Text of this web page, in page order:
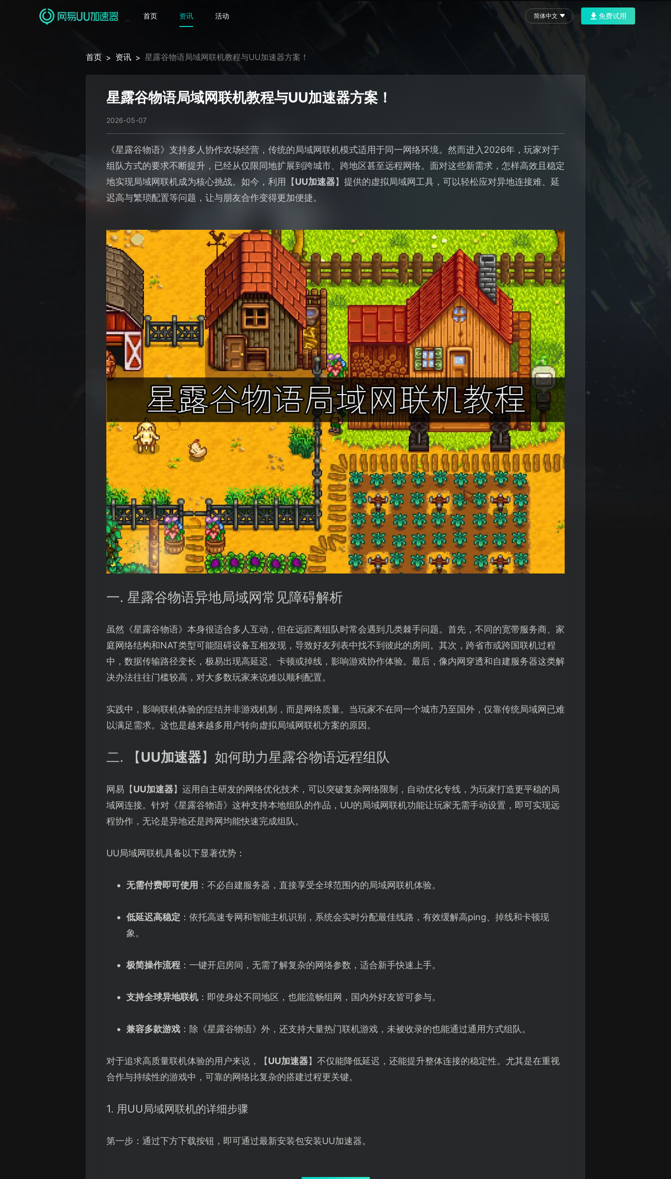
首页 资讯 活动 简体中文 免费试用
首页 > 资讯 > 星露谷物语局域网联机教程与UU加速器方案！
星露谷物语局域网联机教程与UU加速器方案！
2026-05-07
《星露谷物语》支持多人协作农场经营，传统的局域网联机模式适用于同一网络环境。然而进入2026年，玩家对于
组队方式的要求不断提升，已经从仅限同地扩展到跨城市、跨地区甚至远程网络。面对这些新需求，怎样高效且稳定
地实现局域网联机成为核心挑战。如今，利用【UU加速器】提供的虚拟局域网工具，可以轻松应对异地连接难、延
迟高与繁琐配置等问题，让与朋友合作变得更加便捷。
一. 星露谷物语异地局域网常见障碍解析
虽然《星露谷物语》本身很适合多人互动，但在远距离组队时常会遇到几类棘手问题。首先，不同的宽带服务商、家
庭网络结构和NAT类型可能阻碍设备互相发现，导致好友列表中找不到彼此的房间。其次，跨省市或跨国联机过程
中，数据传输路径变长，极易出现高延迟、卡顿或掉线，影响游戏协作体验。最后，像内网穿透和自建服务器这类解
决办法往往门槛较高，对大多数玩家来说难以顺利配置。
实践中，影响联机体验的症结并非游戏机制，而是网络质量。当玩家不在同一个城市乃至国外，仅靠传统局域网已难
以满足需求。这也是越来越多用户转向虚拟局域网联机方案的原因。
二. 【UU加速器】如何助力星露谷物语远程组队
网易【UU加速器】运用自主研发的网络优化技术，可以突破复杂网络限制，自动优化专线，为玩家打造更平稳的局
域网连接。针对《星露谷物语》这种支持本地组队的作品，UU的局域网联机功能让玩家无需手动设置，即可实现远
程协作，无论是异地还是跨网均能快速完成组队。
UU局域网联机具备以下显著优势：
无需付费即可使用 ：不必自建服务器，直接享受全球范围内的局域网联机体验。
低延迟高稳定 ：依托高速专网和智能主机识别，系统会实时分配最佳线路，有效缓解高ping、掉线和卡顿现
象。
极简操作流程：一键开启房间，无需了解复杂的网络参数，适合新手快速上手。
支持全球异地联机：即使身处不同地区，也能流畅组网，国内外好友皆可参与。
兼容多款游戏：除《星露谷物语》外，还支持大量热门联机游戏，未被收录的也能通过通用方式组队。
对于追求高质量联机体验的用户来说，【UU加速器】不仅能降低延迟，还能提升整体连接的稳定性。尤其是在重视
合作与持续性的游戏中，可靠的网络比复杂的搭建过程更关键。
1. 用UU局域网联机的详细步骤
第一步：通过下方下载按钮，即可通过最新安装包安装UU加速器。